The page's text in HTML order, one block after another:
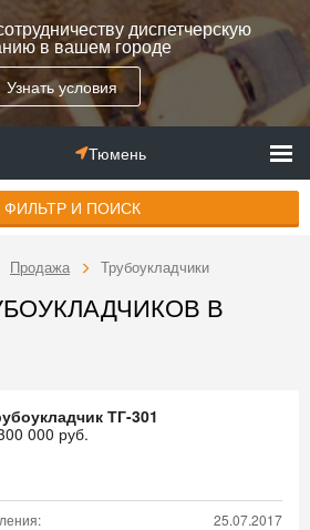
диспетчерскую
в вашем городе
Узнать условия
Тюмень
ФИЛЬТР И ПОИСК
Продажа Трубоукладчики
В
ТГ-301
000 руб.
25.07.2017